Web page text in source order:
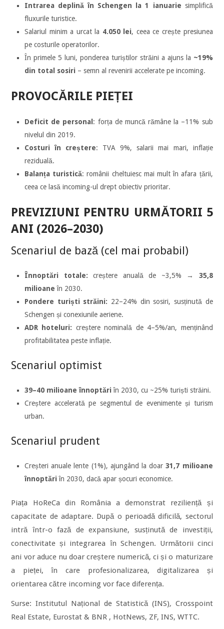
Intrarea deplină în Schengen la 1 ianuarie simplifică
fluxurile turistice.
Salariul minim a urcat la 4.050 lei, ceea ce crește presiunea
pe costurile operatorilor.
În primele 5 luni, ponderea turiștilor străini a ajuns la ~19%
din total sosiri – semn al revenirii accelerate pe incoming.
PROVOCĂRILE PIEȚEI
Deficit de personal : forța de muncă rămâne la –11% sub
nivelul din 2019.
Costuri în creștere: TVA 9%, salarii mai mari, inflație
reziduală.
Balanța turistică: românii cheltuiesc mai mult în afara țării,
ceea ce lasă incoming-ul drept obiectiv prioritar.
PREVIZIUNI PENTRU URMĂTORII 5
ANI (2026–2030)
Scenariul de bază (cel mai probabil)
Înnoptări totale: creștere anuală de ~3,5% → 35,8
milioane în 2030.
Pondere turiști străini: 22–24% din sosiri, susținută de
Schengen și conexiunile aeriene.
ADR hoteluri: creștere nominală de 4–5%/an, menținând
profitabilitatea peste inflație.
Scenariul optimist
39–40 milioane înnoptări în 2030, cu ~25% turiști străini.
Creștere accelerată pe segmentul de evenimente și turism
urban.
Scenariul prudent
Creșteri anuale lente (1%), ajungând la doar31,7 milioane
înnoptări în 2030, dacă apar șocuri economice.
Piața HoReCa din România a demonstrat reziliență și
capacitate de adaptare. După o perioadă dificilă, sectorul
intră într-o fază de expansiune, susținută de investiții,
conectivitate și integrarea în Schengen. Următorii cinci
ani vor aduce nu doar creștere numerică, ci și o maturizare
a pieței, în care profesionalizarea, digitalizarea și
orientarea către incoming vor face diferența.
Surse: Institutul Național de Statistică (INS), Crosspoint
Real Estate, Eurostat & BNR , HotNews, ZF, INS, WTTC.